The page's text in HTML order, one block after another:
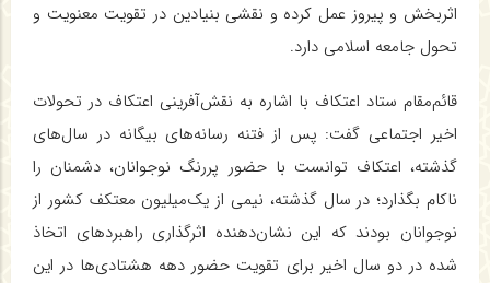
اثربخش و پیروز عمل کرده و نقشی بنیادین در تقویت معنویت و
تحول جامعه اسلامی دارد.
قائم‌مقام ستاد اعتکاف با اشاره به نقش‌آفرینی اعتکاف در تحولات
اخیر اجتماعی گفت: پس از فتنه رسانه‌های بیگانه در سال‌های
گذشته، اعتکاف توانست با حضور پررنگ نوجوانان، دشمنان را
ناکام بگذارد؛ در سال گذشته، نیمی از یک‌میلیون معتکف کشور از
نوجوانان بودند که این نشان‌دهنده اثرگذاری راهبردهای اتخاذ
شده در دو سال اخیر برای تقویت حضور دهه هشتادی‌ها در این